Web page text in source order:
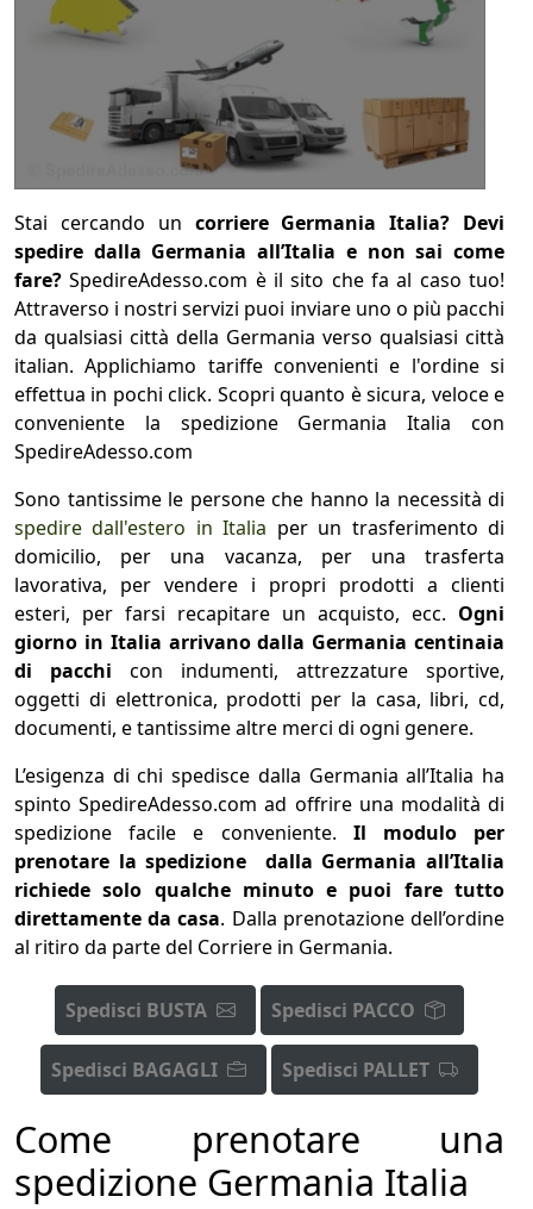
1
kg cm
cm cm
calcola
Stai cercando un corriere Germania Italia? Devi
spedire dalla Germania all’Italia e non sai come
fare? SpedireAdesso.com è il sito che fa al caso tuo!
Attraverso i nostri servizi puoi inviare uno o più pacchi
da qualsiasi città della Germania verso qualsiasi città
italian. Applichiamo tariffe convenienti e l'ordine si
effettua in pochi click. Scopri quanto è sicura, veloce e
conveniente la spedizione Germania Italia con
SpedireAdesso.com
Sono tantissime le persone che hanno la necessità di
spedire dall'estero in Italia per un trasferimento di
domicilio, per una vacanza, per una trasferta
lavorativa, per vendere i propri prodotti a clienti
esteri, per farsi recapitare un acquisto, ecc. Ogni
giorno in Italia arrivano dalla Germania centinaia
di pacchi con indumenti, attrezzature sportive,
oggetti di elettronica, prodotti per la casa, libri, cd,
documenti, e tantissime altre merci di ogni genere.
L’esigenza di chi spedisce dalla Germania all’Italia ha
spinto SpedireAdesso.com ad offrire una modalità di
spedizione facile e conveniente. Il modulo per
prenotare la spedizione dalla Germania all’Italia
richiede solo qualche minuto e puoi fare tutto
direttamente da casa. Dalla prenotazione dell’ordine
al ritiro da parte del Corriere in Germania.
Spedisci BUSTA Spedisci PACCO
Spedisci BAGAGLI Spedisci PALLET
Come prenotare una
spedizione Germania Italia